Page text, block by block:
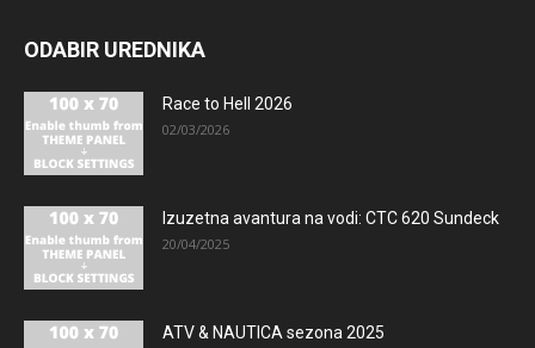
ODABIR UREDNIKA
Race to Hell 2026
02/03/2026
Izuzetna avantura na vodi: CTC 620 Sundeck
20/04/2025
ATV & NAUTICA sezona 2025